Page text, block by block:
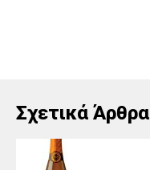
Σχετικά Άρθρα